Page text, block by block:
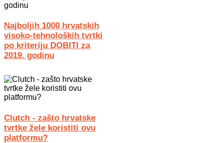
Najboljih 1000 hrvatskih
visoko-tehnoloških tvrtki
po kriteriju DOBITI za
2019. godinu
Clutch - zašto hrvatske
tvrtke žele koristiti ovu
platformu?